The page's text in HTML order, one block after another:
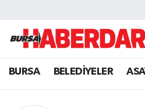
BURSA BELEDİYELER
Hava Durumu
Trafik Durumu
Süper Lig Puan Durumu